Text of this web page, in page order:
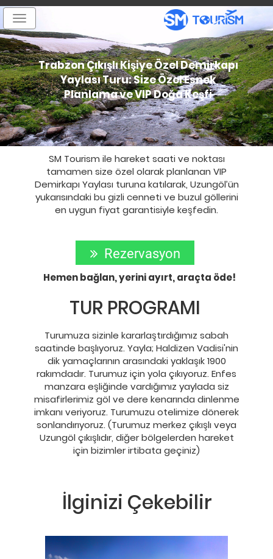
Trabzon Çıkışlı Kişiye Özel Demirkapı
Yaylası Turu: Size Özel Esnek
Planlama ve VIP Doğa Keşfi
SM Tourism ile hareket saati ve noktası
tamamen size özel olarak planlanan VIP
Demirkapı Yaylası turuna katılarak, Uzungöl’ün
yukarısındaki bu gizli cenneti ve buzul göllerini
en uygun fiyat garantisiyle keşfedin.
TUR PROGRAMI
Turumuza sizinle kararlaştırdığımız sabah
saatinde başlıyoruz. Yayla; Haldizen Vadisi'nin
dik yamaçlarının arasındaki yaklaşık 1900
rakımdadır. Turumuz için yola çıkıyoruz. Enfes
manzara eşliğinde vardığımız yaylada siz
misafirlerimiz göl ve dere kenarında dinlenme
imkanı veriyoruz. Turumuzu otelimize dönerek
sonlandırıyoruz. (Turumuz merkez çıkışlı veya
Uzungöl çıkışlıdır, diğer bölgelerden hareket
için bizimler irtibata geçiniz)
Rezervasyon
Yap
Hemen bağlan, yerini ayırt, araçta öde!
İlginizi Çekebilir
Toggle
navigation